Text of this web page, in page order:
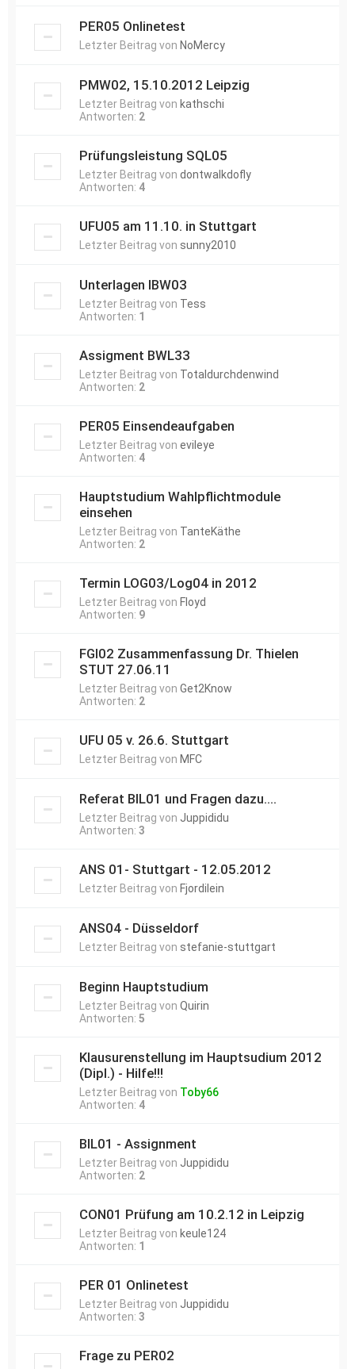
PER05 Onlinetest
Letzter Beitrag von NoMercy
PMW02, 15.10.2012 Leipzig
Letzter Beitrag von kathschi
Antworten: 2
Prüfungsleistung SQL05
Letzter Beitrag von dontwalkdofly
Antworten: 4
UFU05 am 11.10. in Stuttgart
Letzter Beitrag von sunny2010
Unterlagen IBW03
Letzter Beitrag von Tess
Antworten: 1
Assigment BWL33
Letzter Beitrag von Totaldurchdenwind
Antworten: 2
PER05 Einsendeaufgaben
Letzter Beitrag von evileye
Antworten: 4
Hauptstudium Wahlpflichtmodule
einsehen
Letzter Beitrag von TanteKäthe
Antworten: 2
Termin LOG03/Log04 in 2012
Letzter Beitrag von Floyd
Antworten: 9
FGI02 Zusammenfassung Dr. Thielen
STUT 27.06.11
Letzter Beitrag von Get2Know
Antworten: 2
UFU 05 v. 26.6. Stuttgart
Letzter Beitrag von MFC
Referat BIL01 und Fragen dazu....
Letzter Beitrag von Juppididu
Antworten: 3
ANS 01- Stuttgart - 12.05.2012
Letzter Beitrag von Fjordilein
ANS04 - Düsseldorf
Letzter Beitrag von stefanie-stuttgart
Beginn Hauptstudium
Letzter Beitrag von Quirin
Antworten: 5
Klausurenstellung im Hauptsudium 2012
(Dipl.) - Hilfe!!!
Letzter Beitrag von Toby66
Antworten: 4
BIL01 - Assignment
Letzter Beitrag von Juppididu
Antworten: 2
CON01 Prüfung am 10.2.12 in Leipzig
Letzter Beitrag von keule124
Antworten: 1
PER 01 Onlinetest
Letzter Beitrag von Juppididu
Antworten: 3
Frage zu PER02